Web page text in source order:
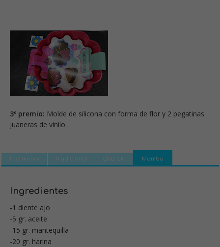
3º premio: Molde de silicona con forma de flor y 2 pegatinas
juaneras de vinilo.
Thermomix Tradicional Olla GM Mambo
Ingredientes
-1 diente ajo
-5 gr. aceite
-15 gr. mantequilla
-20 gr. harina